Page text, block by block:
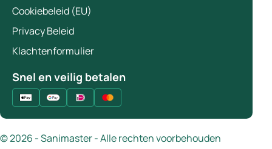
Cookiebeleid (EU)
Privacy Beleid
Klachtenformulier
Snel en veilig betalen
© 2026 - Sanimaster - Alle rechten voorbehouden